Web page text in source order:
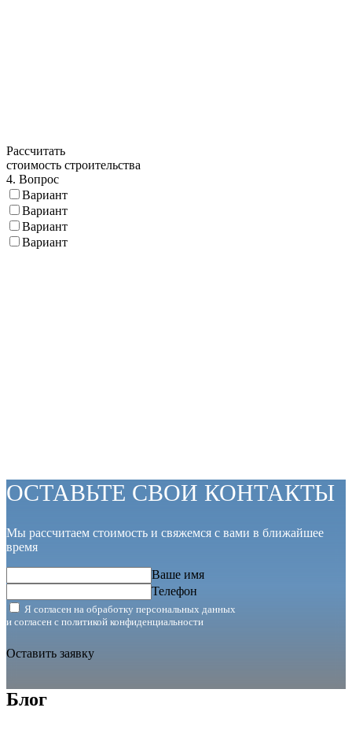
Рассчитать
стоимость строительства
4. Вопрос
Вариант
Вариант
Вариант
Вариант
ОСТАВЬТЕ СВОИ КОНТАКТЫ
Мы рассчитаем стоимость и свяжемся с вами в ближайшее
время
Ваше имя
Телефон
Я согласен на обработку персональных данных
и согласен с политикой конфиденциальности
Оставить заявку
Блог